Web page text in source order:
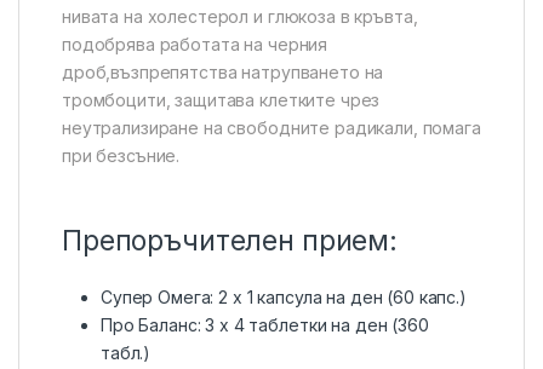
нивата на холестерол и глюкоза в кръвта,
подобрява работата на черния
дроб,възпрепятства натрупването на
тромбоцити, защитава клетките чрез
неутрализиране на свободните радикали, помага
при безсъние.
Препоръчителен прием:
Супер Омега: 2 х 1 капсула на ден (60 капс.)
Про Баланс: 3 х 4 таблетки на ден (360
табл.)